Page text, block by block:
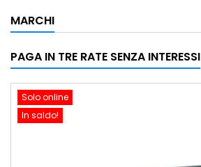
MARCHI
PAGA IN TRE RATE SENZA INTERESSI
Solo online
In saldo!